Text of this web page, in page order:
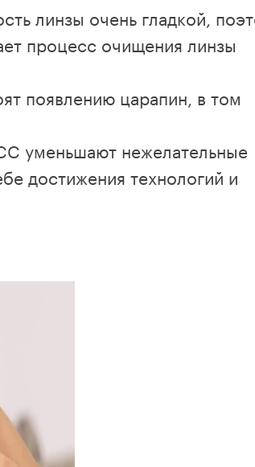
линзы очень гладкой,
процесс очищения линзы
появлению царапин, в том
уменьшают нежелательные
достижения технологий и